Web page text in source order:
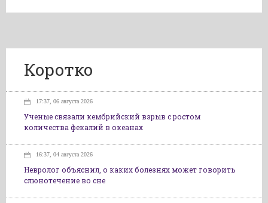
Коротко
17:37, 06 августа 2026
Ученые связали кембрийский взрыв с ростом
количества фекалий в океанах
16:37, 04 августа 2026
Невролог объяснил, о каких болезнях может говорить
слюнотечение во сне